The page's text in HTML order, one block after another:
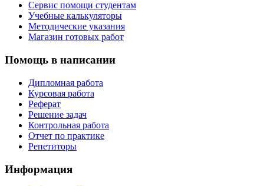
Сервис помощи студентам
Учебные калькуляторы
Методические указания
Магазин готовых работ
Помощь в написании
Дипломная работа
Курсовая работа
Реферат
Решение задач
Контрольная работа
Отчет по практике
Репетиторы
Информация